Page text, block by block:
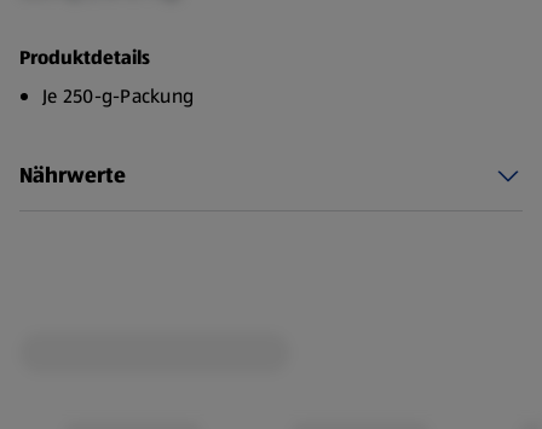
Produktdetails
Je 250-g-Packung
Nährwerte